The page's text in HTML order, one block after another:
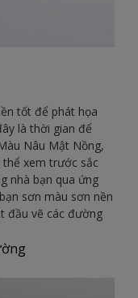
tốt để phát họa
là thời gian để
Nâu Mật Nồng,
thể xem trước sắc
nhà bạn qua ứng
sơn màu sơn nền
đầu vẽ các đường